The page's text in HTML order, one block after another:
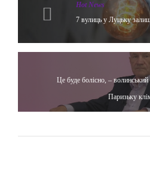
Hot News
7 вулиць у Луцьку
Це буде болісно, – волинський
Паризьку